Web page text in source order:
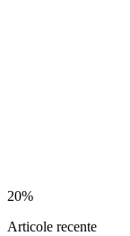
20%
Articole recente